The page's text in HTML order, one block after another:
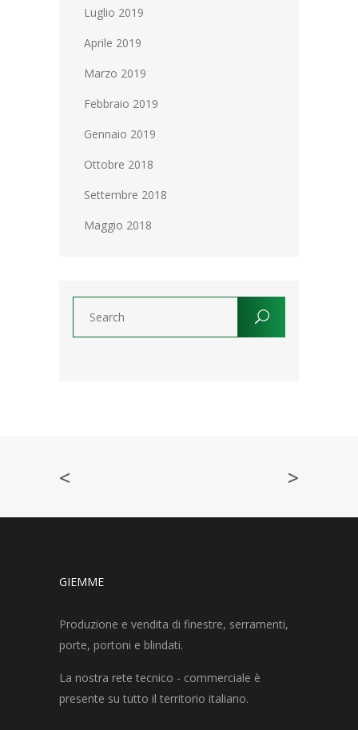
Luglio 2019
Aprile 2019
Marzo 2019
Febbraio 2019
Gennaio 2019
Ottobre 2018
Settembre 2018
Maggio 2018
< >
GIEMME
Produzione e vendita di finestre, serramenti,
porte, portoni e blindati.
La nostra rete tecnico - commerciale è
presente su tutto il territorio italiano.